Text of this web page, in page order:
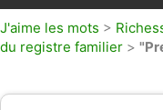
J'aime les mots >
du registre familier >